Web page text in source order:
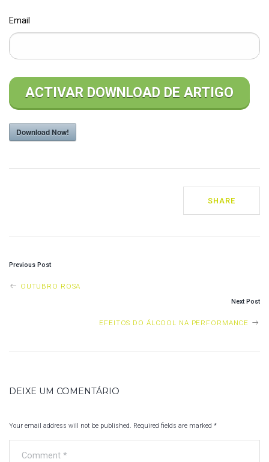
Email
Download Now!
SHARE
P
O
A
I
G
A
Previous Post
OUTUBRO ROSA
Next Post
EFEITOS DO ÁLCOOL NA PERFORMANCE
DEIXE UM COMENTÁRIO
Your email address will not be published. Required fields are marked *